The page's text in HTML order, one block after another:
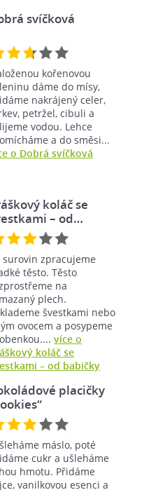
svíčková
kořenovou
dáme do mísy,
nakrájený celer,
petržel, cibuli a
vodou. Lehce
a do směsi...
o Dobrá svíčková
koláč se
– od…
surovin zpracujeme
těsto. Těsto
na
plech.
švestkami nebo
ovocem a posypeme
více o
koláč se
– od babičky
placičky
máslo, poté
cukr a ušleháme
hmotu. Přidáme
vanilkovou esenci a